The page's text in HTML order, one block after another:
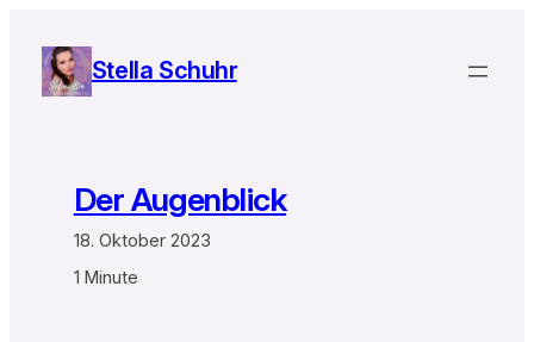
Inhalt
springen
Stella Schuhr
Der Augenblick
18. Oktober 2023
1 Minute